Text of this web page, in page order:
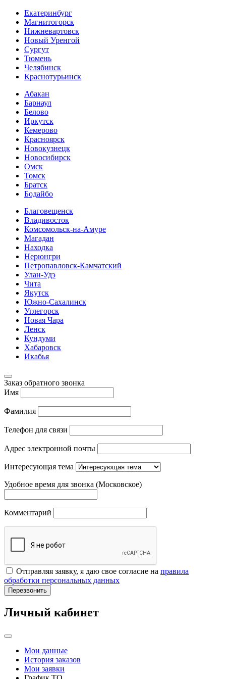
Екатеринбург
Магнитогорск
Нижневартовск
Новый Уренгой
Сургут
Тюмень
Челябинск
Краснотурьинск
Абакан
Барнаул
Белово
Иркутск
Кемерово
Красноярск
Новокузнецк
Новосибирск
Омск
Томск
Братск
Бодайбо
Благовещенск
Владивосток
Комсомольск-на-Амуре
Магадан
Находка
Нерюнгри
Петропавловск-Камчатский
Улан-Удэ
Чита
Якутск
Южно-Сахалинск
Углегорск
Новая Чара
Ленск
Кундуми
Хабаровск
Икабья
Заказ обратного звонка
Имя
Фамилия
Телефон для связи
Адрес электронной почты
Интересующая тема
Удобное время для звонка (Московское)
Комментарий
Отправляя заявку, я даю свое согласие на правила
обработки персональных данных
Перезвонить
Личный кабинет
Мои данные
История заказов
Мои заявки